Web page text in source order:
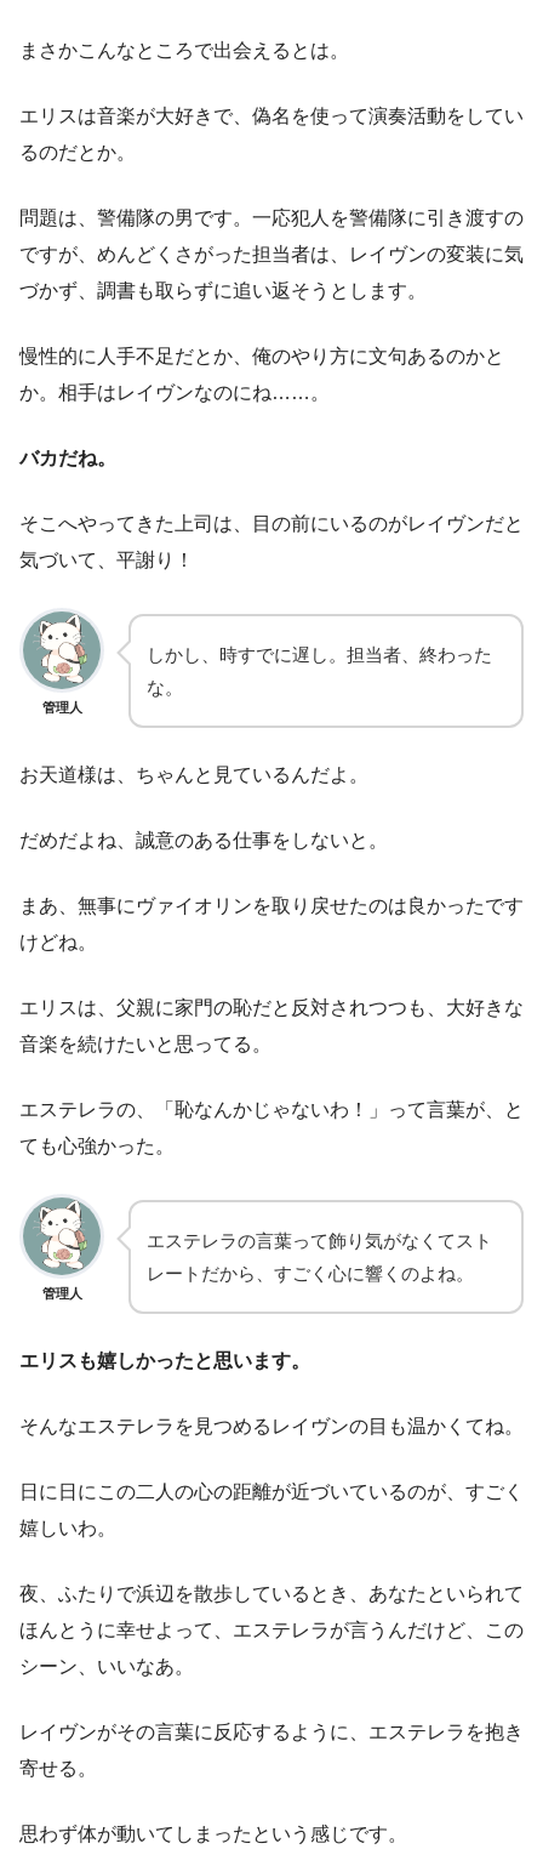
まさかこんなところで出会えるとは。
エリスは音楽が大好きで、偽名を使って演奏活動をしてい
るのだとか。
問題は、警備隊の男です。一応犯人を警備隊に引き渡すの
ですが、めんどくさがった担当者は、レイヴンの変装に気
づかず、調書も取らずに追い返そうとします。
慢性的に人手不足だとか、俺のやり方に文句あるのかと
か。相手はレイヴンなのにね……。
バカだね。
そこへやってきた上司は、目の前にいるのがレイヴンだと
気づいて、平謝り！
管理人
しかし、時すでに遅し。担当者、終わった
な。
お天道様は、ちゃんと見ているんだよ。
だめだよね、誠意のある仕事をしないと。
まあ、無事にヴァイオリンを取り戻せたのは良かったです
けどね。
エリスは、父親に家門の恥だと反対されつつも、大好きな
音楽を続けたいと思ってる。
エステレラの、「恥なんかじゃないわ！」って言葉が、と
ても心強かった。
管理人
エステレラの言葉って飾り気がなくてスト
レートだから、すごく心に響くのよね。
エリスも嬉しかったと思います。
そんなエステレラを見つめるレイヴンの目も温かくてね。
日に日にこの二人の心の距離が近づいているのが、すごく
嬉しいわ。
夜、ふたりで浜辺を散歩しているとき、あなたといられて
ほんとうに幸せよって、エステレラが言うんだけど、この
シーン、いいなあ。
レイヴンがその言葉に反応するように、エステレラを抱き
寄せる。
思わず体が動いてしまったという感じです。